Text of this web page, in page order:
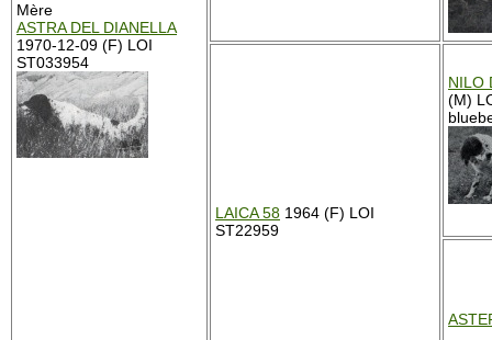
Mère
ASTRA DEL DIANELLA
1970-12-09 (F) LOI
ST033954
LAICA 58 1964 (F) LOI
ST22959
NILO
(M)